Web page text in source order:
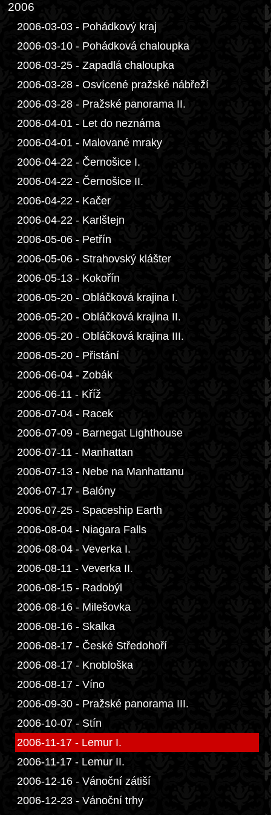
2006
2006-03-03 - Pohádkový kraj
2006-03-10 - Pohádková chaloupka
2006-03-25 - Zapadlá chaloupka
2006-03-28 - Osvícené pražské nábřeží
2006-03-28 - Pražské panorama II.
2006-04-01 - Let do neznáma
2006-04-01 - Malované mraky
2006-04-22 - Černošice I.
2006-04-22 - Černošice II.
2006-04-22 - Kačer
2006-04-22 - Karlštejn
2006-05-06 - Petřín
2006-05-06 - Strahovský klášter
2006-05-13 - Kokořín
2006-05-20 - Obláčková krajina I.
2006-05-20 - Obláčková krajina II.
2006-05-20 - Obláčková krajina III.
2006-05-20 - Přistání
2006-06-04 - Zobák
2006-06-11 - Kříž
2006-07-04 - Racek
2006-07-09 - Barnegat Lighthouse
2006-07-11 - Manhattan
2006-07-13 - Nebe na Manhattanu
2006-07-17 - Balóny
2006-07-25 - Spaceship Earth
2006-08-04 - Niagara Falls
2006-08-04 - Veverka I.
2006-08-11 - Veverka II.
2006-08-15 - Radobýl
2006-08-16 - Milešovka
2006-08-16 - Skalka
2006-08-17 - České Středohoří
2006-08-17 - Knobloška
2006-08-17 - Víno
2006-09-30 - Pražské panorama III.
2006-10-07 - Stín
2006-11-17 - Lemur I.
2006-11-17 - Lemur II.
2006-12-16 - Vánoční zátiší
2006-12-23 - Vánoční trhy